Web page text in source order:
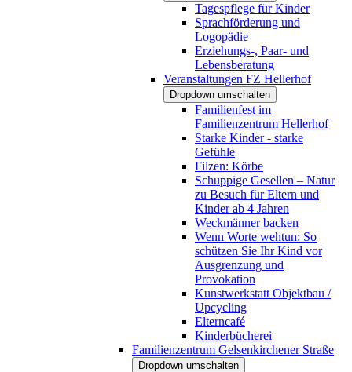
Tagespflege für Kinder
Sprachförderung und
Logopädie
Erziehungs-, Paar- und
Lebensberatung
Veranstaltungen FZ Hellerhof
Dropdown umschalten
Familienfest im
Familienzentrum Hellerhof
Starke Kinder - starke
Gefühle
Filzen: Körbe
Schuppige Gesellen – Natur
zu Besuch für Eltern und
Kinder ab 4 Jahren
Weckmänner backen
Wenn Worte wehtun: So
schützen Sie Ihr Kind vor
Ausgrenzung und
Provokation
Kunstwerkstatt Objektbau /
Upcycling
Elterncafé
Kinderbücherei
Familienzentrum Gelsenkirchener Straße
Dropdown umschalten